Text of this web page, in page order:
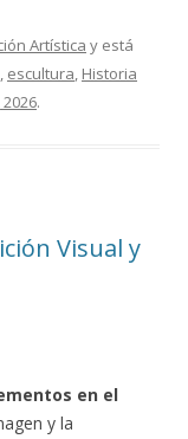
Artística y está
, escultura, Historia
.
Visual y
en el
y la